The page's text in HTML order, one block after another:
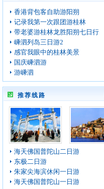
香港背包客自助游阳朔
记录我第一次跟团游桂林
带老婆游桂林龙胜阳朔七日行
嵊泗列岛三日游2
感官我眼中的桂林美景
国庆嵊泗游
游嵊泗
推荐线路
海天佛国普陀山二日游
东极二日游
朱家尖海滨休闲一日游
海天佛国普陀山一日游